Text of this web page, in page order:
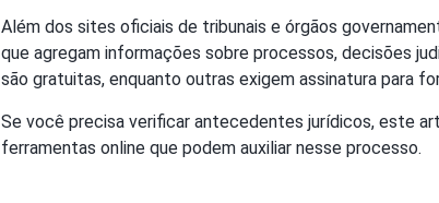
Além dos sites oficiais de tribunais e órgãos
que agregam informações sobre processos, decisões
são gratuitas, enquanto outras exigem assinatura para
Se você precisa verificar antecedentes jurídicos, este
ferramentas online que podem auxiliar nesse processo.